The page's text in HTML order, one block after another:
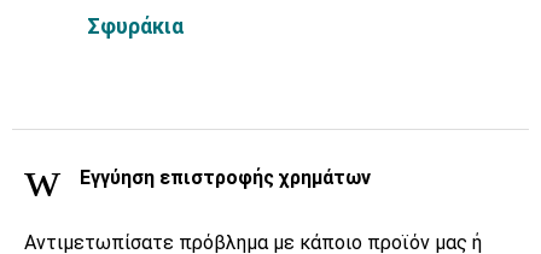
Σφυράκια
Εγγύηση επιστροφής χρημάτων
Αντιμετωπίσατε πρόβλημα με κάποιο προϊόν μας ή